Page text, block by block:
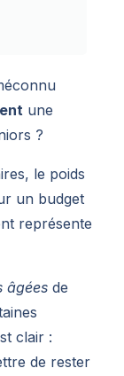
une
?
le poids
un budget
représente
âgées de
clair :
de rester